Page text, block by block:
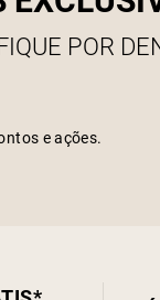
POR
e ações.